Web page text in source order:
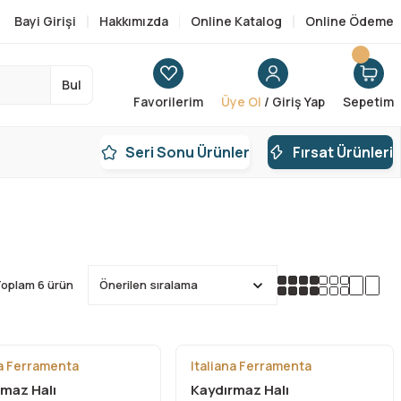
Bayi Girişi Hakkımızda Online Katalog Online Ödeme
Bul
Favorilerim
Üye Ol / Giriş Yap Sepetim
Seri Sonu Ürünler Fırsat Ürünleri
6 ürün
Ferramenta
Halı
Italiana Ferramenta
Kaydırmaz Halı